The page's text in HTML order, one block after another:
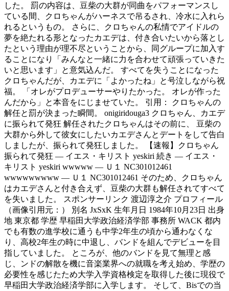
した。 罰の内容は、豆柴の大群が同曲をパフォーマンスし
ている間、クロちゃんがハーネスで吊るされ、冷水に入れら
れるというもの。 さらに、クロちゃんの私情でアイドルの
夢を絶たれる形となったカエデは、付き合いたいから落とし
たという理由が理不尽ということから、同グループに加入す
ることになり「みんなと一緒に力を合わせて頑張っていきた
いと思います」と意気込んだ。 すべてを失うことになった
クロちゃんだが、カエデに「よかったね」と号泣しながら祝
福。 「オレがプロデューサーやりたかった。 オレが作った
んだから」と本音をにじませていた。 引用： クロちゃんの
解任と罰が決まった瞬間。 onigiridouga3 クロちゃん、カエデ
に振られて発狂 解任されたクロちゃんはその前に、 豆柴の
大群から外して彼女にしたいカエデさんとデートをして告白
しましたが、振られて発狂しました。 【速報】クロちゃん
振られて発狂 — イエス・キリスト yeskiri 続き — イエス・
キリスト yeskiri wwwww — Ｕ１ NC301012461
wwwwwwwww — Ｕ１ NC301012461 そのため、クロちゃん
はカエデさんと付き合えず、豆柴の大群も解任されてすべて
を失いました。 スポンサーリンク 渡辺淳之介 プロフィール
（画像引用元：） 別名 JxSxK 生年月日 1984年10月23日 出身
地 東京都 学歴 早稲田大学政治経済学部 事務所 WACK 都内
でも有数の進学校に通うも中学2年生の頃から通わなくな
り、高校2年生の時に中退し、バンドを組んでデビューを目
指していました。 ところが、他のバンドを見て無理と感
じ、ンドの解散を機に音楽業界への就職を考え始め、学歴の
必要性を感じたため大学入学資格検定を取得した後に現役で
早稲田大学政治経済学部に入学します。 そして、Bisでの当